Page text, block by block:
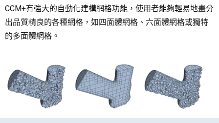
CCM+有強大的自動化建構網格功能，使用者能夠輕易地畫分
出品質精良的各種網格，如四面體網格、六面體網格或獨特
的多面體網格。